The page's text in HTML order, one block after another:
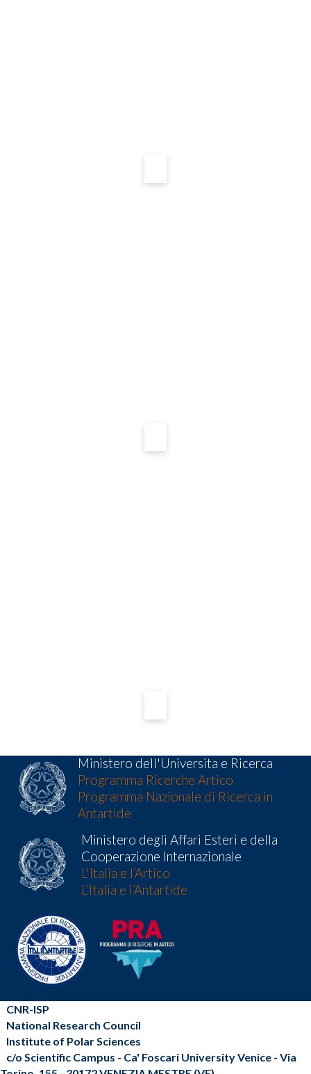
Ministero dell'Universita e Ricerca
Programma Ricerche Artico
Programma Nazionale di Ricerca in
Antartide
Ministero degli Affari Esteri e della
Cooperazione Internazionale
L'Italia e l’Artico
L’Italia e l’Antartide
CNR-ISP
National Research Council
Institute of Polar Sciences
c/o Scientific Campus - Ca' Foscari University Venice - Via